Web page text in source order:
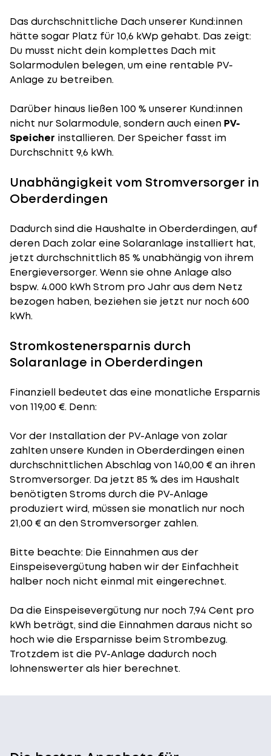
Das durchschnittliche Dach unserer Kund:innen
hätte sogar Platz für 10,6 kWp gehabt. Das zeigt:
Du musst nicht dein komplettes Dach mit
Solarmodulen belegen, um eine rentable PV-
Anlage zu betreiben.
Darüber hinaus ließen 100 % unserer Kund:innen
nicht nur Solarmodule, sondern auch einen PV-
Speicher installieren. Der Speicher fasst im
Durchschnitt 9,6 kWh.
Unabhängigkeit vom Stromversorger in
Oberderdingen
Dadurch sind die Haushalte in Oberderdingen, auf
deren Dach zolar eine Solaranlage installiert hat,
jetzt durchschnittlich 85 % unabhängig von ihrem
Energieversorger. Wenn sie ohne Anlage also
bspw. 4.000 kWh Strom pro Jahr aus dem Netz
bezogen haben, beziehen sie jetzt nur noch 600
kWh.
Stromkostenersparnis durch
Solaranlage in Oberderdingen
Finanziell bedeutet das eine monatliche Ersparnis
von 119,00 €. Denn:
Vor der Installation der PV-Anlage von zolar
zahlten unsere Kunden in Oberderdingen einen
durchschnittlichen Abschlag von 140,00 € an ihren
Stromversorger. Da jetzt 85 % des im Haushalt
benötigten Stroms durch die PV-Anlage
produziert wird, müssen sie monatlich nur noch
21,00 € an den Stromversorger zahlen.
Bitte beachte: Die Einnahmen aus der
Einspeisevergütung haben wir der Einfachheit
halber noch nicht einmal mit eingerechnet.
Da die Einspeisevergütung nur noch 7,94 Cent pro
kWh beträgt, sind die Einnahmen daraus nicht so
hoch wie die Ersparnisse beim Strombezug.
Trotzdem ist die PV-Anlage dadurch noch
lohnenswerter als hier berechnet.